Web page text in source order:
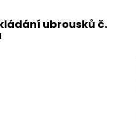
ubrousků č.